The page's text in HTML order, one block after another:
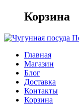
Корзина
Главная
Магазин
Блог
Доставка
Контакты
Корзина